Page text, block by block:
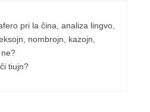
pri la ĉina, analiza lingvo,
nombrojn, kazojn,
tiujn?